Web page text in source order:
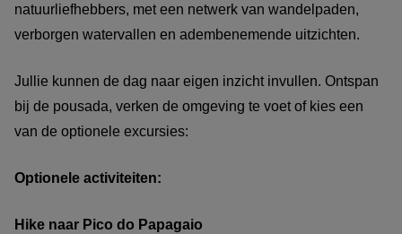
natuurliefhebbers, met een netwerk van wandelpaden,
verborgen watervallen en adembenemende uitzichten.
Jullie kunnen de dag naar eigen inzicht invullen. Ontspan
bij de pousada, verken de omgeving te voet of kies een
van de optionele excursies:
Optionele activiteiten:
Hike naar Pico do Papagaio